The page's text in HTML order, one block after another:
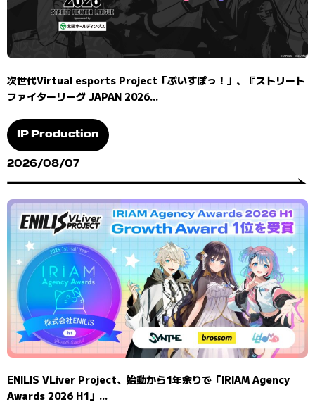
次世代Virtual esports Project「ぶいすぽっ！」、『ストリート
ファイターリーグ JAPAN 2026...
IP Production
2026/08/07
ENILIS VLiver Project、始動から1年余りで「IRIAM Agency
Awards 2026 H1」...